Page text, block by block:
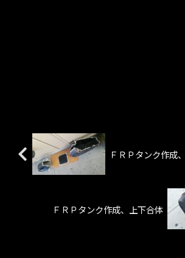
ＦＲＰタンク作成
ＦＲＰタンク作成、上下合体